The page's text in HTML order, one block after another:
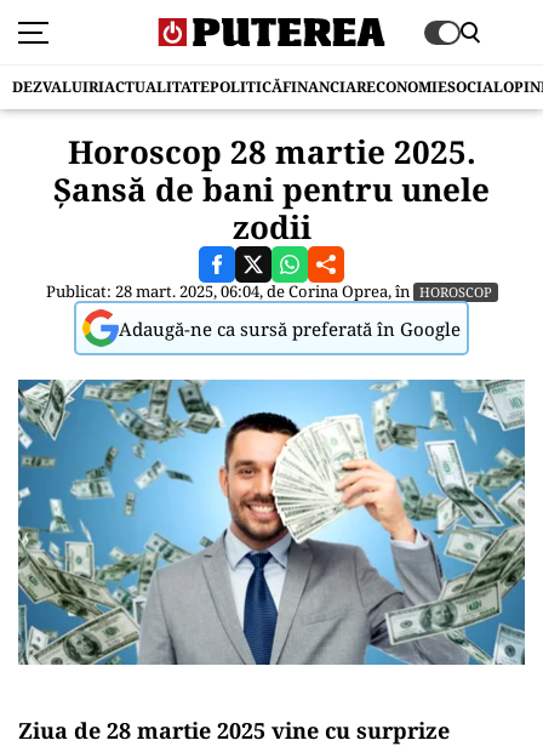
DEZVALUIRIACTUALITATEPOLITICĂFINANCIARECONOMIESOCIAL
Horoscop 28 martie 2025.
Șansă de bani pentru unele
zodii
Publicat: 28 mart. 2025, 06:04, deCorina Oprea, în HOROSCOP
Adaugă-ne ca sursă preferată în Google
Ziua de 28 martie 2025 vine cu surprize